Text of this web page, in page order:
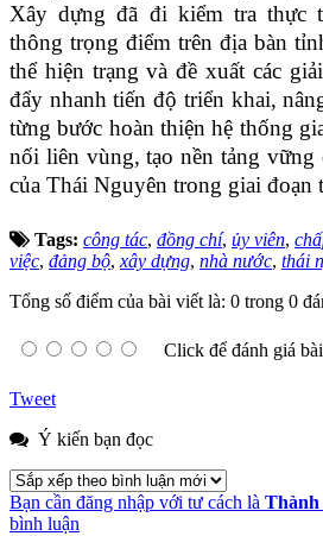
Xây dựng đã đi kiểm tra thực
thông trọng điểm trên địa bàn
thể hiện trạng và đề xuất các
đẩy nhanh tiến độ triển khai,
từng bước hoàn thiện hệ thống
nối liên vùng, tạo nền tảng vững
của Thái Nguyên trong giai đoạn
Tags: công tác, đồng chí, ủy viên,
việc, đảng bộ,xây dựng, nhà nước, thái
Tổng số điểm của bài viết là: 0 trong 0
Click để đánh giá
Tweet
Ý kiến bạn đọc
Bạn cần đăng nhập với tư cách là Thành
bình luận